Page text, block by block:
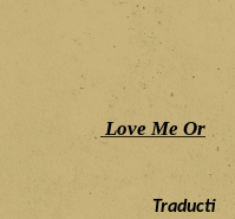
Love Me Or